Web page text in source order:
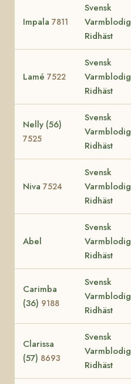
Impala 7811
Svensk
Varmblodig
Ridhäst
Lamé 7522
Svensk
Varmblodig
Ridhäst
Nelly (56)
7525
Svensk
Varmblodig
Ridhäst
Niva 7524
Svensk
Varmblodig
Ridhäst
Abel
Svensk
Varmblodig
Ridhäst
Carimba
(36) 9188
Svensk
Varmblodig
Ridhäst
Clarissa
(57) 8693
Svensk
Varmblodig
Ridhäst